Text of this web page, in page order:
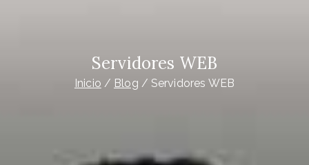
Servidores WEB
Inicio Blog Servidores WEB